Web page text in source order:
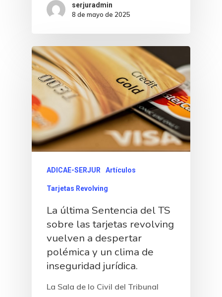
serjuradmin
8 de mayo de 2025
ADICAE-SERJUR Artículos
Tarjetas Revolving
La última Sentencia del TS
sobre las tarjetas revolving
vuelven a despertar
polémica y un clima de
inseguridad jurídica.
La Sala de lo Civil del Tribunal